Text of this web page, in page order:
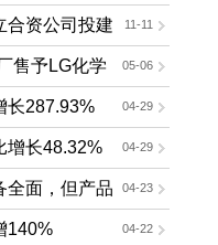
11-11
合资公司投建
05-06
售予LG化学
04-29
长287.93%
04-29
增长48.32%
04-23
全面，但产品
04-22
140%